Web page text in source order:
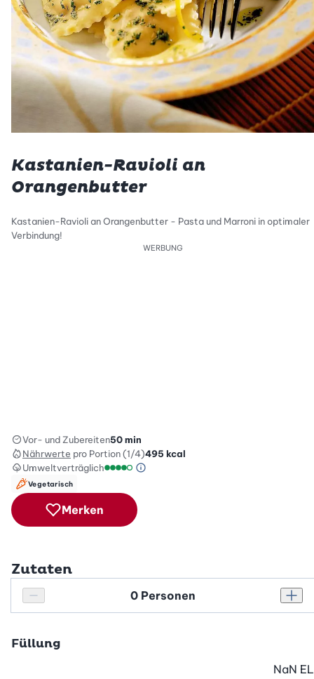
Kastanien-Ravioli an
Orangenbutter
Kastanien-Ravioli an Orangenbutter - Pasta und Marroni in optimaler
Verbindung!
WERBUNG
Vor- und Zubereiten50 min
Nährwerte pro Portion (1/4)495 kcal
Umweltverträglich
Green Betty Skala Info
Vegetarisch
Merken
Zutaten
Personenanzahl verringern
Personenanzahl
Füllung
NaN EL